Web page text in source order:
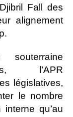
Fall des
alignement
l’APR
législatives,
le nombre
qu’au